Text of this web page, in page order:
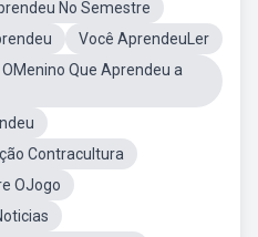
No Semestre
Você AprendeuLer
Que Aprendeu a
Contracultura
OJogo